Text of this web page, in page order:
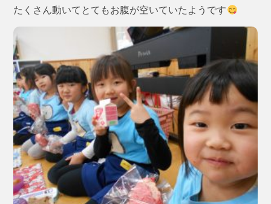
たくさん動いてとてもお腹が空いていたようです